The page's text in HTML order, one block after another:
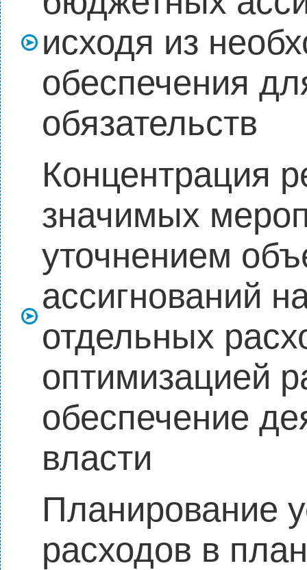
исходя из
обеспечения
обязательств
Концентрация
значимых
уточнением
ассигнований
отдельных
оптимизацией
обеспечение
власти
Планирование
расходов в